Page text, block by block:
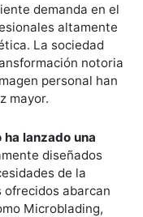
demanda en el
altamente
La sociedad
notoria
personal han
mayor.
lanzado una
diseñados
de la
abarcan
Microblading,